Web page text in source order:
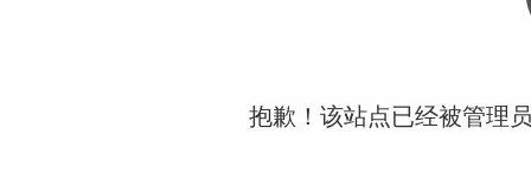
抱歉！该站点已经被管理